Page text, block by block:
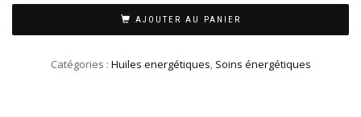
AJOUTER AU PANIER
Catégories : Huiles energétiques, Soins énergétiques